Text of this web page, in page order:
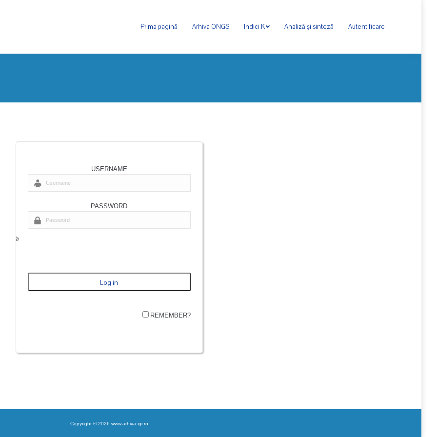
Prima pagină Arhiva ONGS Indici K Analiză și sinteză Autentificare
USERNAME
PASSWORD
REMEMBER?
Copyright © 2026 www.arhiva.igr.ro